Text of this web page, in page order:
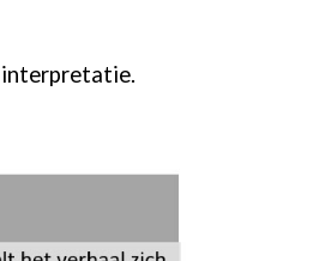
interpretatie.